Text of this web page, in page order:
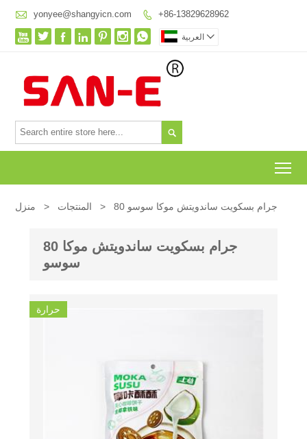
 yonyee@shangyicn.com  +86-13829628962
       العربية 

منزل > المنتجات > 80 جرام بسكويت ساندويتش موكا سوسو
80 جرام بسكويت ساندويتش موكا
سوسو
حرارة